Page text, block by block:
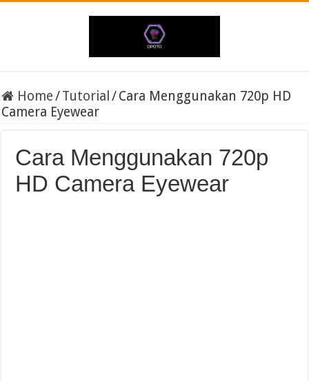
Home/Tutorial /Cara Menggunakan 720p HD
Camera Eyewear
Cara Menggunakan 720p
HD Camera Eyewear